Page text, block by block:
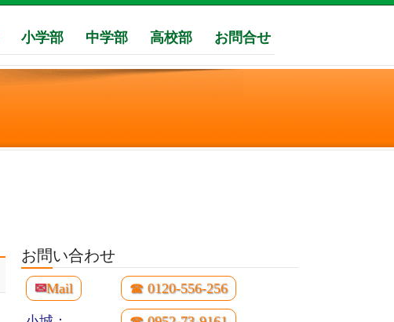
小学部 中学部 高校部 お問合せ
お問い合わせ
✉Mail ☎ 0120-556-256